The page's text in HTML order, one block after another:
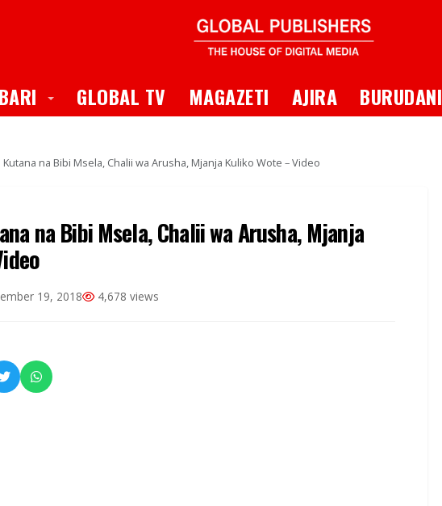
Toggle Dropdown
GLOBAL TV MAGAZETI AJIRA BURUDANI
Kutana na Bibi Msela, Chalii wa Arusha, Mjanja Kuliko Wote – Video
na Bibi Msela, Chalii wa Arusha, Mjanja
19, 2018 4,678 views